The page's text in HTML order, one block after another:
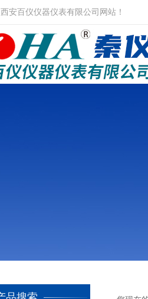
安百仪仪器仪表有限公司网站！